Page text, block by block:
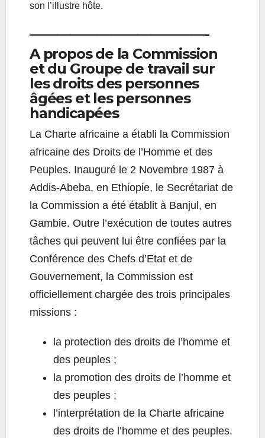
son l’illustre hôte.
—————————————-
A propos de la Commission
et du Groupe de travail sur
les droits des personnes
âgées et les personnes
handicapées
La Charte africaine a établi la Commission
africaine des Droits de l’Homme et des
Peuples. Inauguré le 2 Novembre 1987 à
Addis-Abeba, en Ethiopie, le Secrétariat de
la Commission a été établit à Banjul, en
Gambie. Outre l’exécution de toutes autres
tâches qui peuvent lui être confiées par la
Conférence des Chefs d’Etat et de
Gouvernement, la Commission est
officiellement chargée des trois principales
missions :
la protection des droits de l’homme et
des peuples ;
la promotion des droits de l’homme et
des peuples ;
l’interprétation de la Charte africaine
des droits de l’homme et des peuples.